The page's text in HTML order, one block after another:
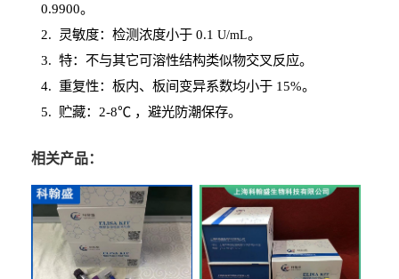
0.9900。
2. 灵敏度：检测浓度小于0.1 U/mL。
3. 特：不与其它可溶性结构类似物交叉反应。
4. 重复性：板内、板间变异系数均小于15%。
5. 贮藏：2-8℃ ，避光防潮保存。
相关产品：